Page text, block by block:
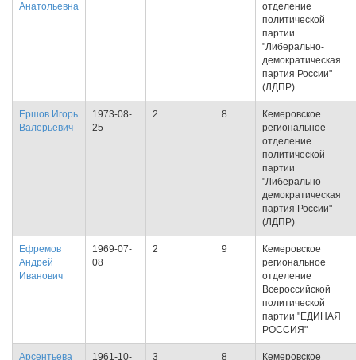
Анатольевна
отделение
политической
партии
"Либерально-
демократическая
партия России"
(ЛДПР)
Ершов Игорь
Валерьевич
1973-08-
25
2 8
Кемеровское
региональное
отделение
политической
партии
"Либерально-
демократическая
партия России"
(ЛДПР)
Ефремов
Андрей
Иванович
1969-07-
08
2 9
Кемеровское
региональное
отделение
Всероссийской
политической
партии "ЕДИНАЯ
РОССИЯ"
Арсентьева
1961-10-
3 8
Кемеровское